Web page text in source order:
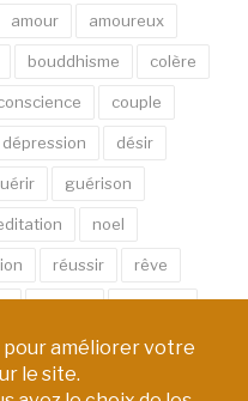
amour amoureux
bouddhisme colère
couple
dépression désir
guérison
noel
réussir rêve
succès thérapie
équilibre